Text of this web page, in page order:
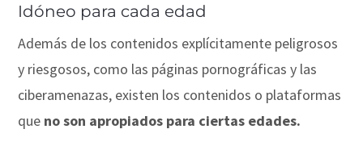
Idóneo para cada edad
Además de los contenidos explícitamente peligrosos
y riesgosos, como las páginas pornográficas y las
ciberamenazas, existen los contenidos o plataformas
que no son apropiados para ciertas edades.